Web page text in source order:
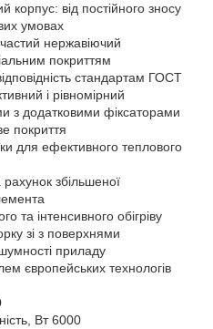
корпус: від постійного зносу
умовах
нержавіючий
покриттям
стандартам ГОСТ
і рівномірний
з додатковими фіксаторами
покриття
для ефективного теплового
рахунок збільшеної
та інтенсивного обігріву
зі з поверхнями
приладу
європейських технологів
Вт 6000